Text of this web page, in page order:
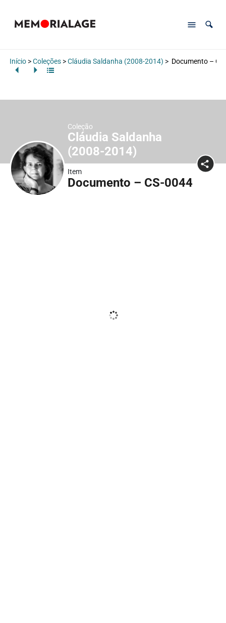
Início>Coleções>Cláudia Saldanha (2008-2014) > Documento –
Coleção
Cláudia Saldanha
(2008-2014)
Item
Documento – CS-0044